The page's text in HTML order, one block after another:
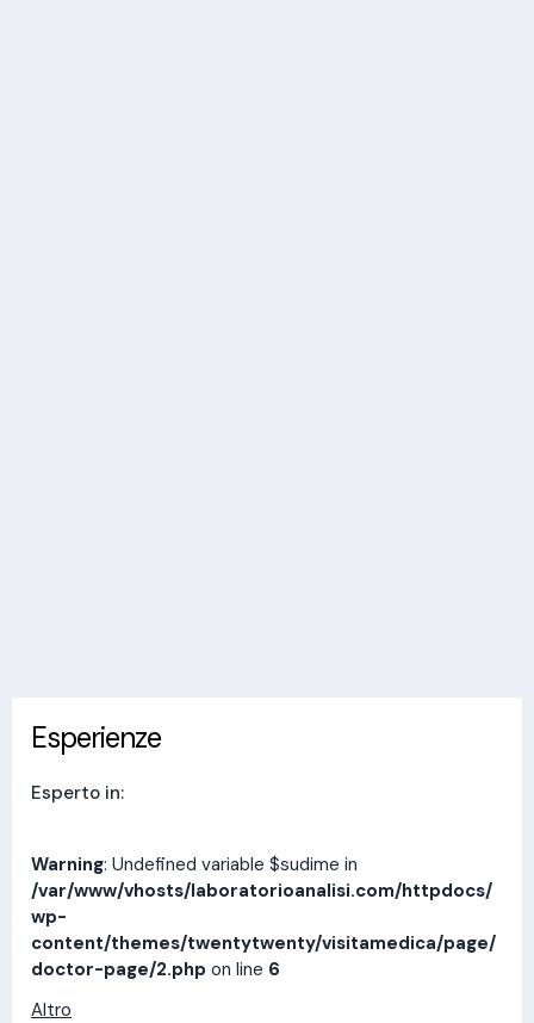
Esperienze
Esperto in:
Warning: Undefined variable $sudime in
/var/www/vhosts/laboratorioanalisi.com/httpdocs/
wp-
content/themes/twentytwenty/visitamedica/page/
doctor-page/2.php on line 6
Altro